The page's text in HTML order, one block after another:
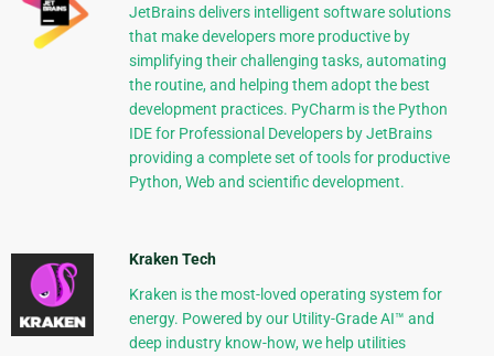
JetBrains delivers intelligent software solutions
that make developers more productive by
simplifying their challenging tasks, automating
the routine, and helping them adopt the best
development practices. PyCharm is the Python
IDE for Professional Developers by JetBrains
providing a complete set of tools for productive
Python, Web and scientific development.
Kraken Tech
Kraken is the most-loved operating system for
energy. Powered by our Utility-Grade AI™ and
deep industry know-how, we help utilities